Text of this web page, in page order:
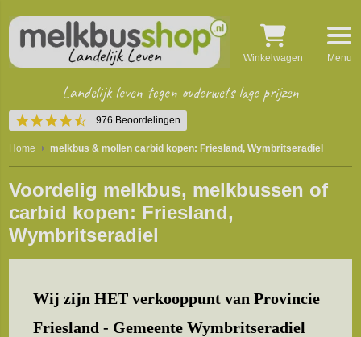
4.5
star
rating
976 Beoordelingen
Landelijk leven tegen ouderwets lage prijzen
Winkelwagen Menu
Home melkbus & mollen carbid kopen: Friesland, Wymbritseradiel
Voordelig melkbus, melkbussen of
carbid kopen: Friesland,
Wymbritseradiel
Wij zijn HET verkooppunt van Provincie
Friesland - Gemeente Wymbritseradiel